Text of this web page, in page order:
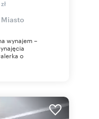
wynajem –
o